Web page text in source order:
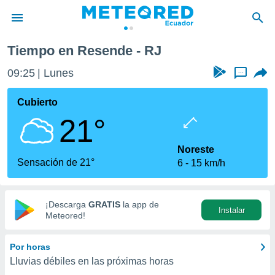
de
ha
que se
calidad.
a este
las
y
digital
basada
Tiempo en Resende - RJ
09:25 Lunes ...
Cubierto
21°
Sensación de 21°
Noreste
6
15 km/h
¡Descarga GRATIS la app de
Meteored!
Instalar
Por horas
Lluvias débiles en las próximas horas